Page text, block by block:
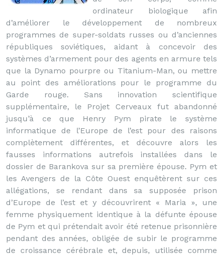
ordinateur biologique afin
d’améliorer le développement de nombreux
programmes de super-soldats russes ou d’anciennes
républiques soviétiques, aidant à concevoir des
systèmes d’armement pour des agents en armure tels
que la Dynamo pourpre ou Titanium-Man, ou mettre
au point des améliorations pour le programme du
Garde rouge. Sans innovation scientifique
supplémentaire, le Projet Cerveaux fut abandonné
jusqu’à ce que Henry Pym pirate le système
informatique de l’Europe de l’est pour des raisons
complètement différentes, et découvre alors les
fausses informations autrefois installées dans le
dossier de Barankova sur sa première épouse. Pym et
les Avengers de la Côte Ouest enquêtèrent sur ces
allégations, se rendant dans sa supposée prison
d’Europe de l’est et y découvrirent « Maria », une
femme physiquement identique à la défunte épouse
de Pym et qui prétendait avoir été retenue prisonnière
pendant des années, obligée de subir le programme
de croissance cérébrale et, depuis, utilisée comme